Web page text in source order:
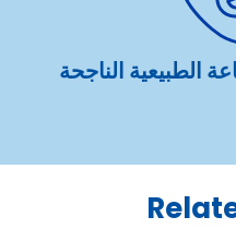
الطبيعية الناجحة